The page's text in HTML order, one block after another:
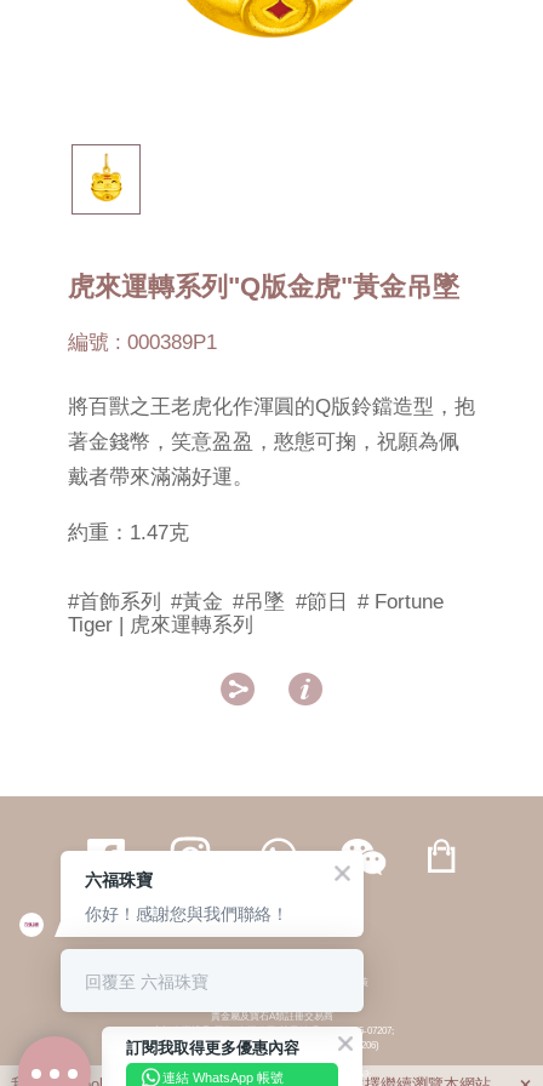
虎來運轉系列"Q版金虎"黃金吊墜
編號 : 000389P1
將百獸之王老虎化作渾圓的Q版鈴鐺造型，抱
著金錢幣，笑意盈盈，憨態可掬，祝願為佩
戴者帶來滿滿好運。
約重：1.47克
#首飾系列 #黃金 #吊墜 #節日
# Fortune
Tiger | 虎來運轉系列
 
繁體 | 簡体
© 六福集團 版權所有 不得轉載 私隱政策
貴金屬及寶石A類註冊交易商
(六福企業禮品(國際)有限公司-註冊號碼:A-B-24-05-07207;
六福電子商貿有限公司-註冊號碼:A-B-24-05-07206)
貴金屬及寶石B類註冊交易商
(六福集團有限公司-註冊號碼:B-B-24-05-07258;
訂閱我取得更多優惠內容
連結 WhatsApp 帳號
六福珠寶
你好！感謝您與我們聯絡！
回覆至 六福珠寶